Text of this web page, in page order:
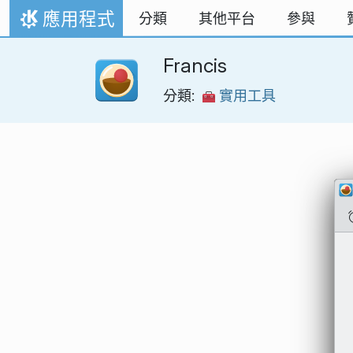
跳到內容
首頁
應用程式 分類 其他平台 參與
Francis
分類: 實用工具